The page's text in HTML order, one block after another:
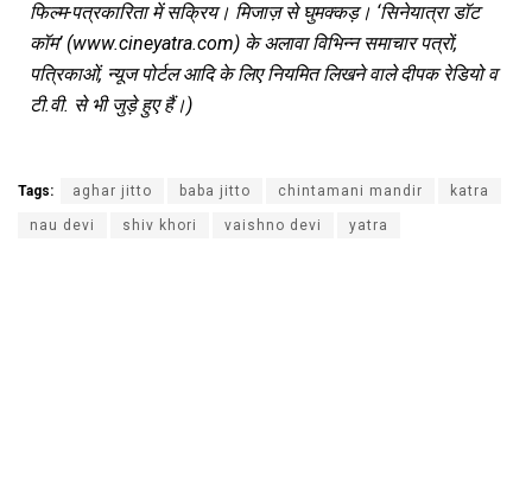
फिल्म-पत्रकारिता में सक्रिय। मिजाज़ से घुमक्कड़। ‘सिनेयात्रा डॉट
कॉम’ (www.cineyatra.com) के अलावा विभिन्न समाचार पत्रों,
पत्रिकाओं, न्यूज पोर्टल आदि के लिए नियमित लिखने वाले दीपक रेडियो व
टी.वी. से भी जुड़े हुए हैं।)
Tags: aghar jitto baba jitto chintamani mandir katra
nau devi shiv khori vaishno devi yatra